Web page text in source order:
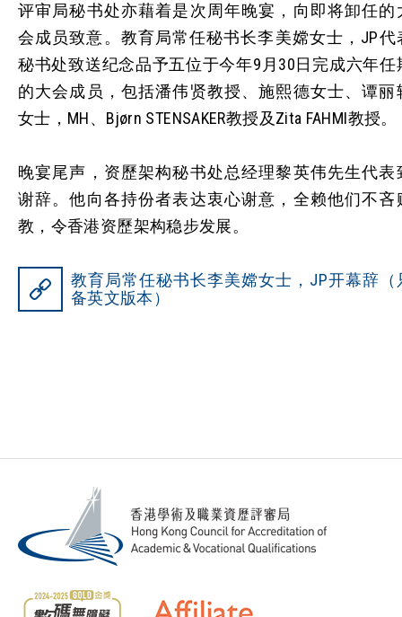
评审局秘书处亦藉着是次周年晚宴，向即将卸任的
会成员致意。教育局常任秘书长李美嫦女士，JP代
秘书处致送纪念品予五位于今年9月30日完成六年任
的大会成员，包括潘伟贤教授、施熙德女士、谭丽
女士，MH、Bjørn STENSAKER教授及Zita FAHMI教授。
晚宴尾声，资歷架构秘书处总经理黎英伟先生代表
谢辞。他向各持份者表达衷心谢意，全赖他们不吝
教，令香港资歷架构稳步发展。
教育局常任秘书长李美嫦女士，JP开幕辞（
备英文版本）